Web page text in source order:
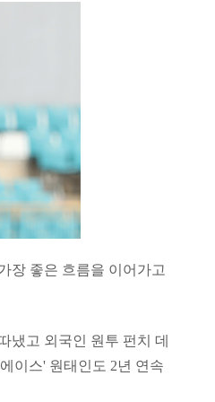
장 좋은 흐름을 이어가고
냈고 외국인 원투 펀치 데
이스' 원태인도 2년 연속